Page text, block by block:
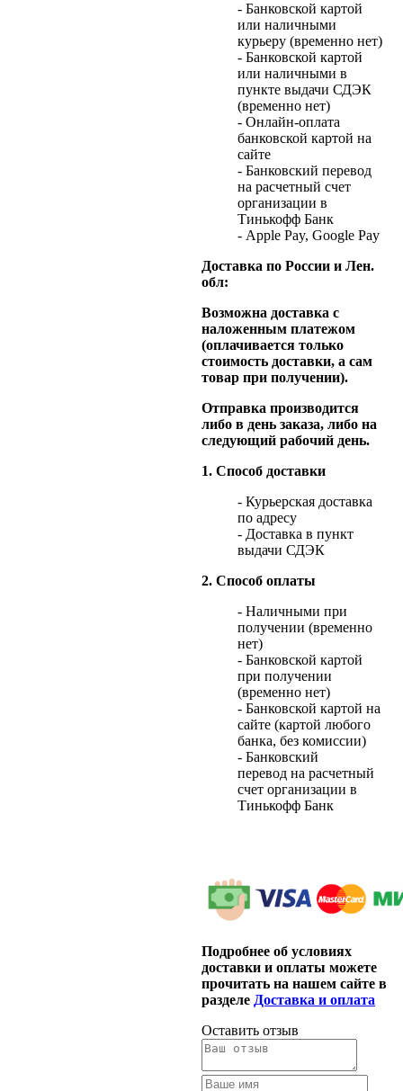
- Банковской картой
или наличными
курьеру (временно нет)
- Банковской картой
или наличными в
пункте выдачи СДЭК
(временно нет)
- Онлайн-оплата
банковской картой на
сайте
- Банковский перевод
на расчетный счет
организации в
Тинькофф Банк
- Apple Pay, Google Pay
Доставка по России и Лен.
обл:
Возможна доставка с
наложенным платежом
(оплачивается только
стоимость доставки, а сам
товар при получении).
Отправка производится
либо в день заказа, либо на
следующий рабочий день.
1. Способ доставки
- Курьерская доставка
по адресу
- Доставка в пункт
выдачи СДЭК
2. Способ оплаты
- Наличными при
получении (временно
нет)
- Банковской картой
при получении
(временно нет)
- Банковской картой на
сайте (картой любого
банка, без комиссии)
- Банковский
перевод на расчетный
счет организации в
Тинькофф Банк
Подробнее об условиях
доставки и оплаты можете
прочитать на нашем сайте в
разделе Доставка и оплата
Оставить отзыв